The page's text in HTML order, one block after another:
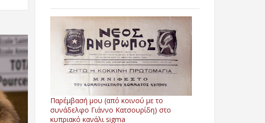
Παρέμβασή μου (από κοινού με το
συνάδελφο Γιάννο Κατσουρίδη) στο
κυπριακό κανάλι sigma